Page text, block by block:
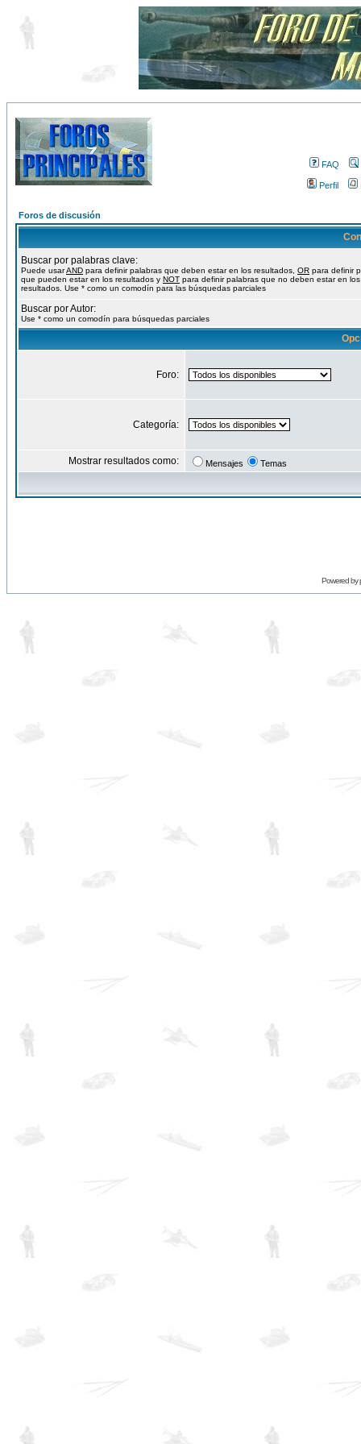
FAQ
Perfil
Foros de discusión
Buscar por palabras clave:
Puede usarAND para definir palabras que deben estar en los resultados, OR para definir
que pueden estar en los resultados y NOT para definir palabras que no deben estar en los
resultados. Use * como un comodín para las búsquedas parciales
Buscar por Autor:
Use * como un comodín para búsquedas parciales
Foro:
Categoría:
Mostrar resultados como: Mensajes Temas
Powered by